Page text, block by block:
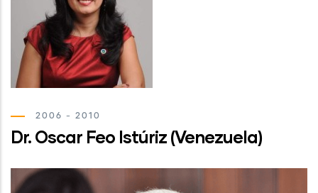
2006 - 2010
Dr. Oscar Feo Istúriz (Venezuela)